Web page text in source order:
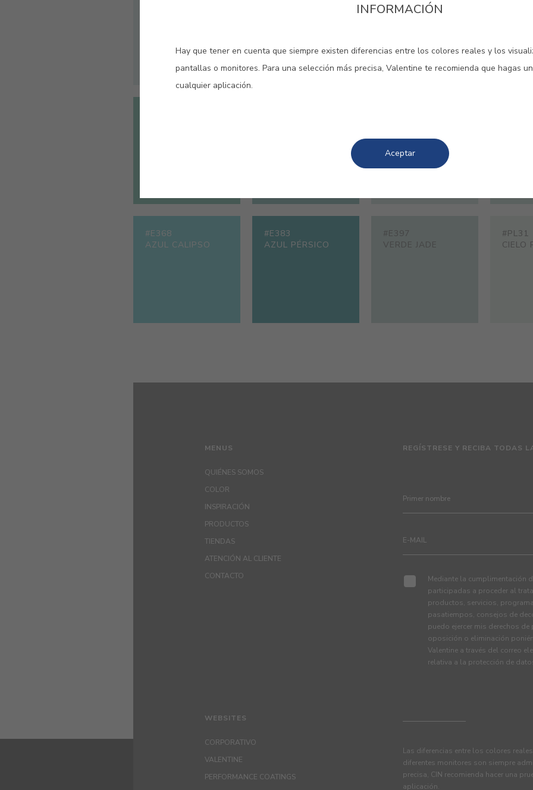
CIRRO
#E368
AZUL CALIPSO
#E383
AZUL PÉRSICO
#E397
VERDE JADE
#PL31
CIELO
MENUS
QUIÉNES SOMOS
COLOR
INSPIRACIÓN
PRODUCTOS
TIENDAS
ATENCIÓN AL CLIENTE
CONTACTO
REGÍSTRESE Y RECIBA TODAS
Mediante la cumplimentación
participadas a proceder al
productos, servicios,
pasatiempos, consejos de
puedo ejercer mis derechos
oposición o eliminación
Valentine a través del correo
relativa a la protección de
WEBSITES
CORPORATIVO
VALENTINE
PERFORMANCE COATINGS
Las diferencias entre los colores
diferentes monitores son siempre
precisa, CIN recomienda hacer una
aplicación.
INFORMACIÓN
Hay que tener en cuenta que siempre existen diferencias entre los colores reales y los
pantallas o monitores. Para una selección más precisa, Valentine te recomienda que hagas
cualquier aplicación.
Aceptar